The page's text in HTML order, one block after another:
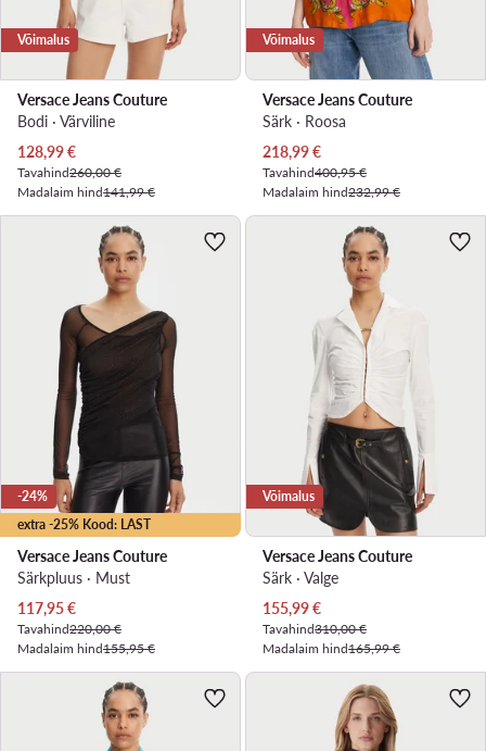
Võimalus
Versace Jeans Couture
Bodi · Värviline
Praegune hind
128,99€
Tavahind260,00 €
Madalaim hind141,99 €
Võimalus
Versace Jeans Couture
Särk · Roosa
Praegune hind
218,99€
Tavahind400,95 €
Madalaim hind232,99 €
extra -25% Kood: LAST
-24%
Versace Jeans Couture
Särkpluus · Must
Praegune hind
117,95€
Tavahind220,00 €
Madalaim hind155,95 €
Võimalus
Versace Jeans Couture
Särk · Valge
Praegune hind
155,99€
Tavahind310,00 €
Madalaim hind165,99 €